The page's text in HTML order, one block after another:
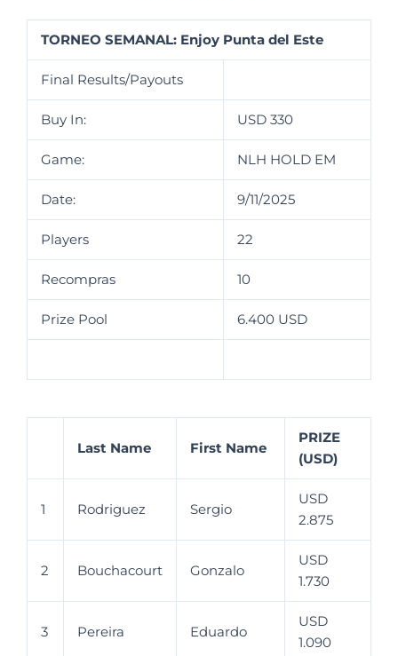
TORNEO SEMANAL: Enjoy Punta del Este
Final Results/Payouts
Buy In: USD 330
Game: NLH HOLD EM
Date: 9/11/2025
Players 22
Recompras 10
Prize Pool 6.400 USD
Last Name First Name
PRIZE
(USD)
1 Rodriguez Sergio
USD
2.875
2 Bouchacourt Gonzalo
USD
1.730
3 Pereira Eduardo
USD
1.090